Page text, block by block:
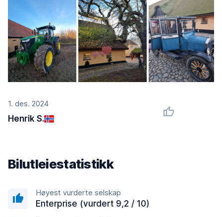
1. des. 2024
Henrik S.
Bilutleiestatistikk
Høyest vurderte selskap
Enterprise (vurdert 9,2 / 10)